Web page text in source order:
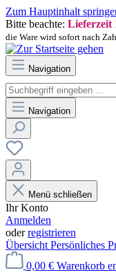
Zum Hauptinhalt
Bitte beachte: Lieferzeit
die Ware wird sofort nach
Navigation
Navigation
Menü schließen
Ihr Konto
Anmelden
oderregistrieren
Übersicht Persönliches
0,00 € Warenkorb